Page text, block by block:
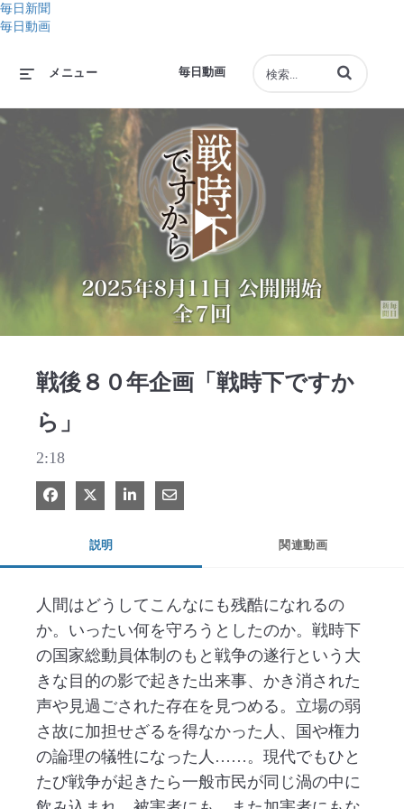
毎日新聞
毎日動画
毎日動画
メニュー 動画の検索語句
Play
戦後８０年企画「戦時下ですか
ら」
2:18
Facebook で共有
Xで共有する
LinkedIn で共有
電子メールで共有
説明 関連動画
人間はどうしてこんなにも残酷になれるの
か。いったい何を守ろうとしたのか。戦時下
の国家総動員体制のもと戦争の遂行という大
きな目的の影で起きた出来事、かき消された
声や見過ごされた存在を見つめる。立場の弱
さ故に加担せざるを得なかった人、国や権力
の論理の犠牲になった人……。現代でもひと
たび戦争が起きたら一般市民が同じ渦の中に